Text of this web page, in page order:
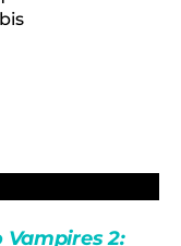
2: